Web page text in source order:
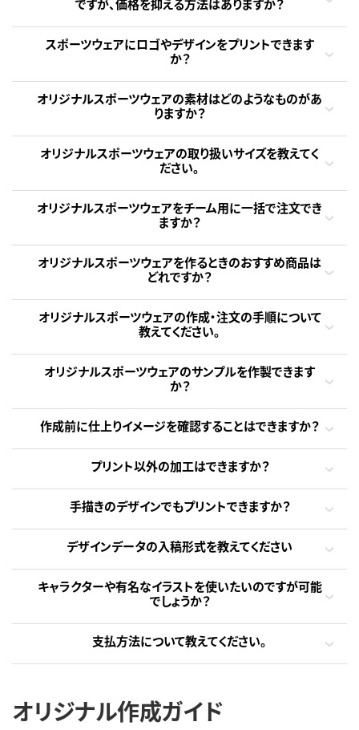
ですが、価格を抑える方法はありますか？
スポーツウェアにロゴやデザインをプリントできます
か？
オリジナルスポーツウェアの素材はどのようなものがあ
りますか？
オリジナルスポーツウェアの取り扱いサイズを教えてく
ださい。
オリジナルスポーツウェアをチーム用に一括で注文でき
ますか？
オリジナルスポーツウェアを作るときのおすすめ商品は
どれですか？
オリジナルスポーツウェアの作成・注文の手順について
教えてください。
オリジナルスポーツウェアのサンプルを作製できます
か？
作成前に仕上りイメージを確認することはできますか？
プリント以外の加工はできますか？
手描きのデザインでもプリントできますか？
デザインデータの入稿形式を教えてください
キャラクターや有名なイラストを使いたいのですが可能
でしょうか？
支払方法について教えてください。
オリジナル作成ガイド